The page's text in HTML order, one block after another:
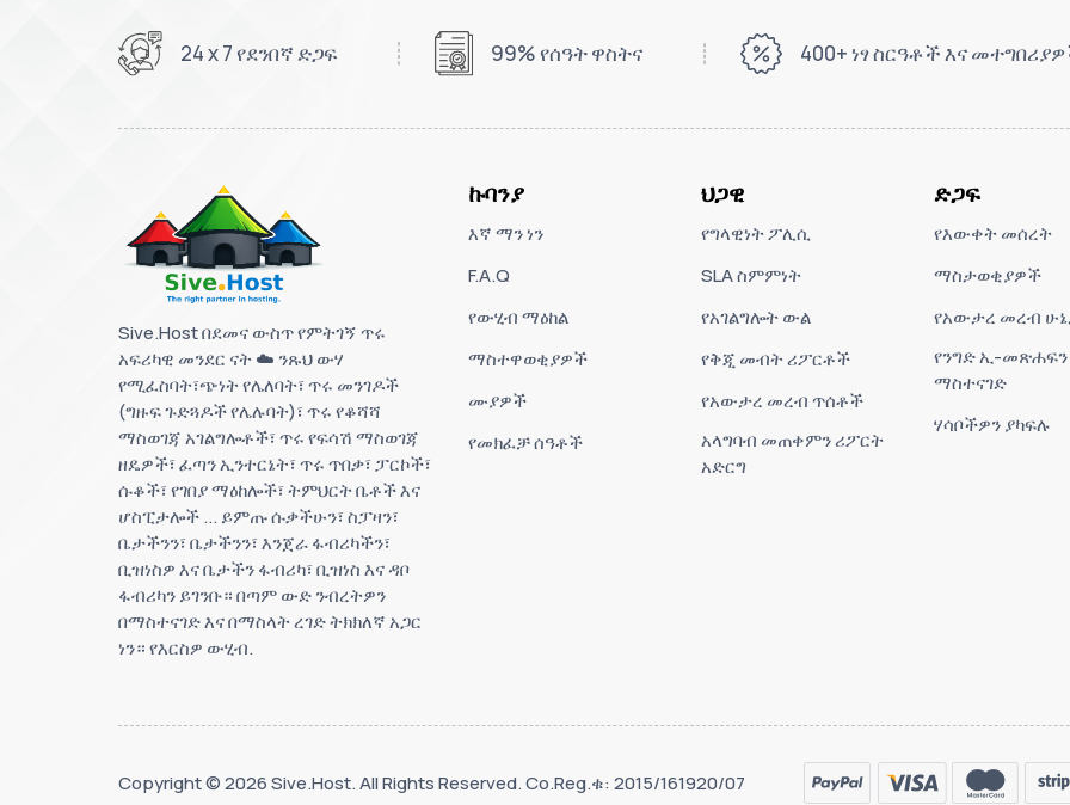
24 x 7 የደንበኛ ድጋፍ 99% የሰዓት ዋስትና 400+ ነፃ ስርዓቶች እና
Sive.Host በደመና ውስጥ የምትገኝ ጥሩ
አፍሪካዊ መንደር ናት ☁️ ንጹህ ውሃ
የሚፈስባት፣ጭነት የሌለባት፣ ጥሩ መንገዶች
(ግዙፍ ጉድጓዶች የሌሉባት)፣ ጥሩ የቆሻሻ
ማስወገጃ አገልግሎቶች፣ ጥሩ የፍሳሽ ማስወገጃ
ዘዴዎች፣ ፈጣን ኢንተርኔት፣ ጥሩ ጥበቃ፣ ፓርኮች፣
ሱቆች፣ የገበያ ማዕከሎች፣ ትምህርት ቤቶች እና
ሆስፒታሎች ... ይምጡ ሱቃችሁን፣ ስፓዛን፣
ቤታችንን፣ ቤታችንን፣ እንጀራ ፋብሪካችን፣
ቢዝነስዎ እና ቤታችን ፋብሪካ፣ ቢዝነስ እና ዳቦ
ፋብሪካን ይገንቡ። በጣም ውድ ንብረትዎን
በማስተናገድ እና በማስላት ረገድ ትክክለኛ አጋር
ነን። የእርስዎ ውሂብ.
ኩባንያ
እኛ ማን ነን
F.A.Q
የውሂብ ማዕከል
ማስተዋወቂያዎች
ሙያዎች
የመክፈቻ ሰዓቶች
ህጋዊ
የግላዊነት ፖሊሲ
SLA ስምምነት
የአገልግሎት ውል
የቅጂ መብት ሪፖርቶች
የአውታረ መረብ ጥሰቶች
አላግባብ መጠቀምን ሪፖርት
አድርግ
ድጋፍ
የእውቀት መሰረት
ማስታወቂያዎች
የአውታረ መረብ
የንግድ ኢ-መጽሐፍን
ማስተናገድ
ሃሳቦችዎን ያካፍሉ
Copyright © 2026 Sive.Host. All Rights Reserved. Co.Reg.ቁ: 2015/161920/07